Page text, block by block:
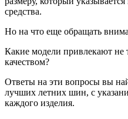
средства.
Но на что еще обращать
Какие модели привлекают не
качеством?
Ответы на эти вопросы вы
лучших летних шин, с
каждого изделия.